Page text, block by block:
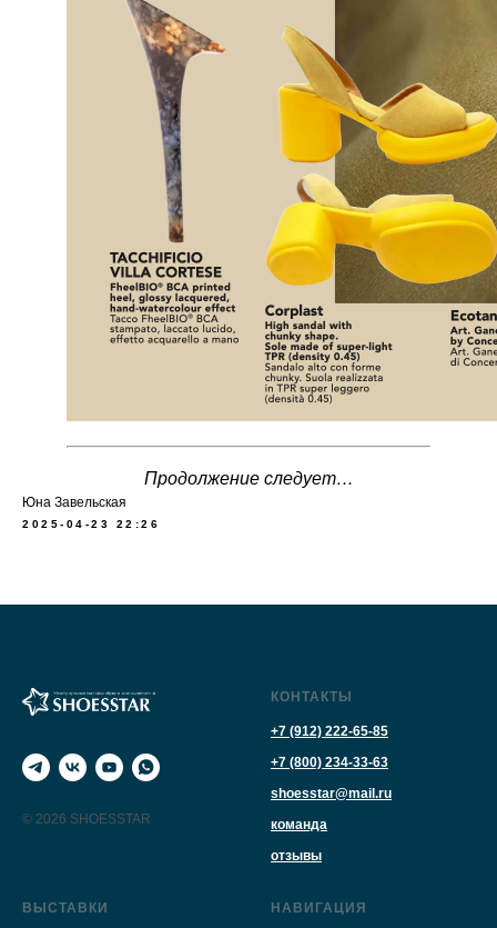
Продолжение следует…
Юна Завельская
2025-04-23 22:26
© 2026 SHOESSTAR
КОНТАКТЫ
+7 (912) 222-65-85
+7 (800) 234-33-63
shoesstar@mail.ru
команда
отзывы
ВЫСТАВКИ НАВИГАЦИЯ